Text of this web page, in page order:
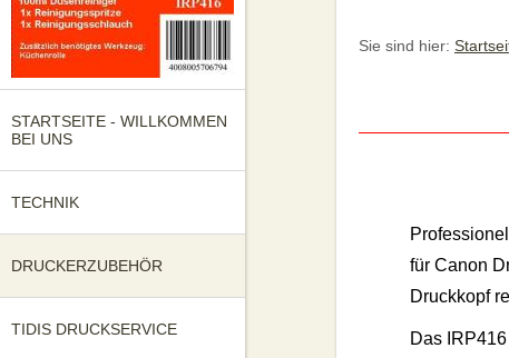
STARTSEITE - WILLKOMMEN
BEI UNS
TECHNIK
DRUCKERZUBEHÖR
TIDIS DRUCKSERVICE
Sie sind hier:
für Canon
Druckkopf
Das